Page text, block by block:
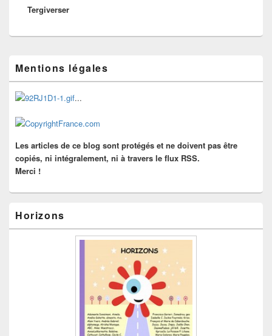
suivant :
Tergiverser
principale
de
widget
pour
barre
Mentions légales
...
Les articles de ce blog sont protégés et ne doivent pas être
copiés, ni intégralement, ni à travers le flux RSS.
Merci !
Horizons